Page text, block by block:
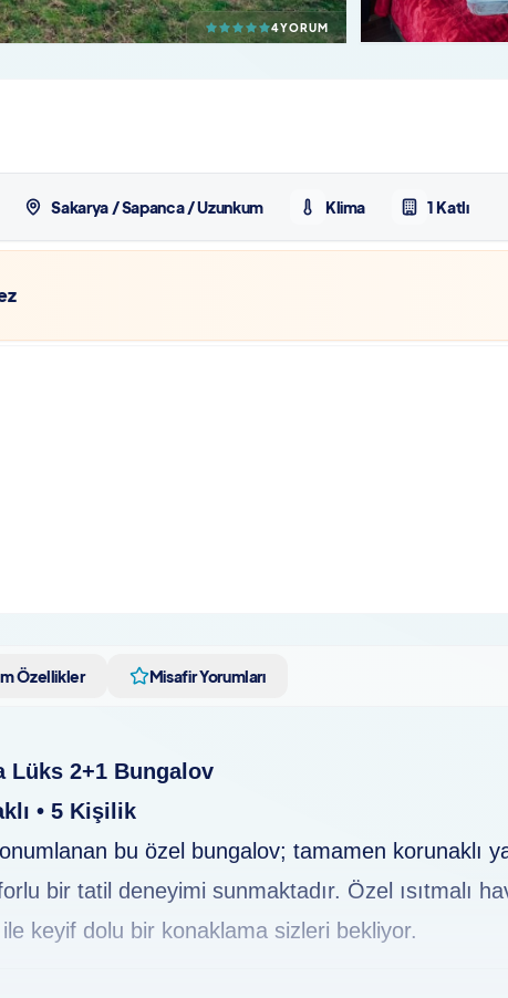
4YORUM
Sakarya / Sapanca / Uzunkum Klima 1 Katlı
Özellikler Misafir Yorumları
Lüks 2+1 Bungalov
• 5 Kişilik
bu özel bungalov; tamamen korunaklı
bir tatil deneyimi sunmaktadır. Özel ısıtmalı
keyif dolu bir konaklama sizleri bekliyor.